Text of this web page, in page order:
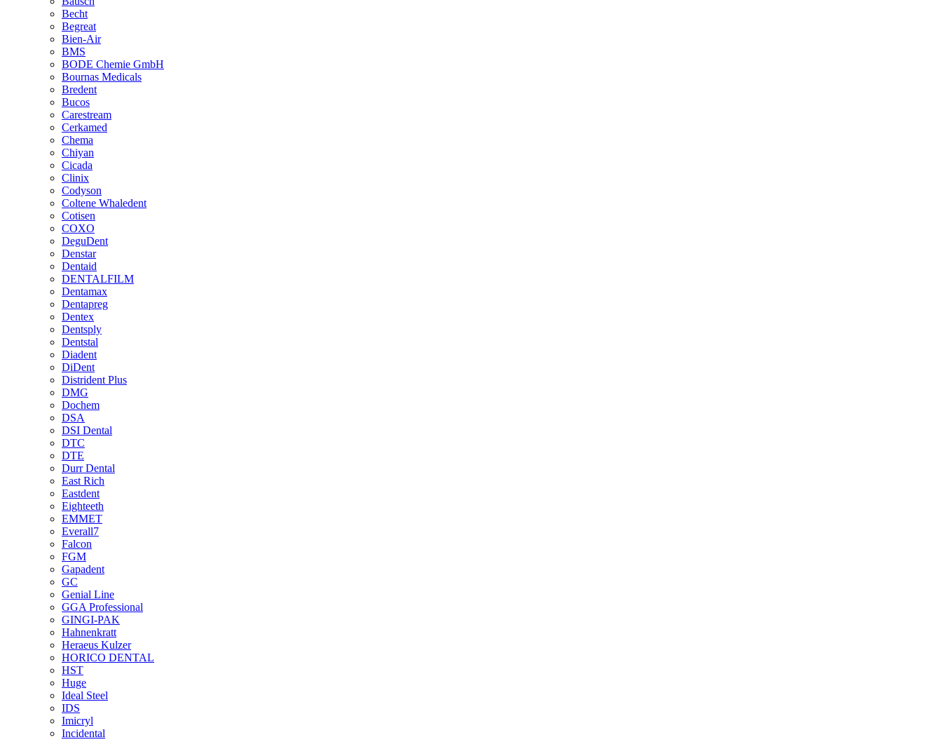
Becht
Begreat
Bien-Air
BMS
BODE Chemie GmbH
Bournas Medicals
Bredent
Bucos
Carestream
Cerkamed
Chema
Chiyan
Cicada
Clinix
Codyson
Coltene Whaledent
Cotisen
COXO
DeguDent
Denstar
Dentaid
DENTALFILM
Dentamax
Dentapreg
Dentex
Dentsply
Dentstal
Diadent
DiDent
Distrident Plus
DMG
Dochem
DSA
DSI Dental
DTC
DTE
Durr Dental
East Rich
Eastdent
Eighteeth
EMMET
Everall7
Falcon
FGM
Gapadent
GC
Genial Line
GGA Professional
GINGI-PAK
Hahnenkratt
Heraeus Kulzer
HORICO DENTAL
HST
Huge
Ideal Steel
IDS
Imicryl
Incidental